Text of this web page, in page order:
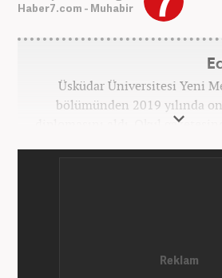
Haber7.com - Muhabir
Üsküdar Üniversitesi Yeni
bölümünden 2019 yılında
diplomasını aldı. Okul